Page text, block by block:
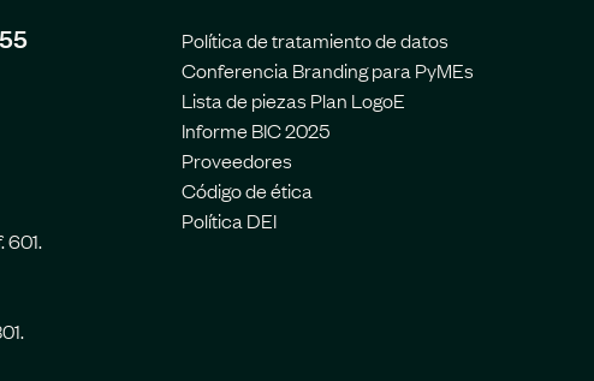
601.
Política de tratamiento de datos
Conferencia Branding para PyMEs
Lista de piezas Plan LogoE
Informe BIC 2025
Proveedores
Código de ética
Política DEI